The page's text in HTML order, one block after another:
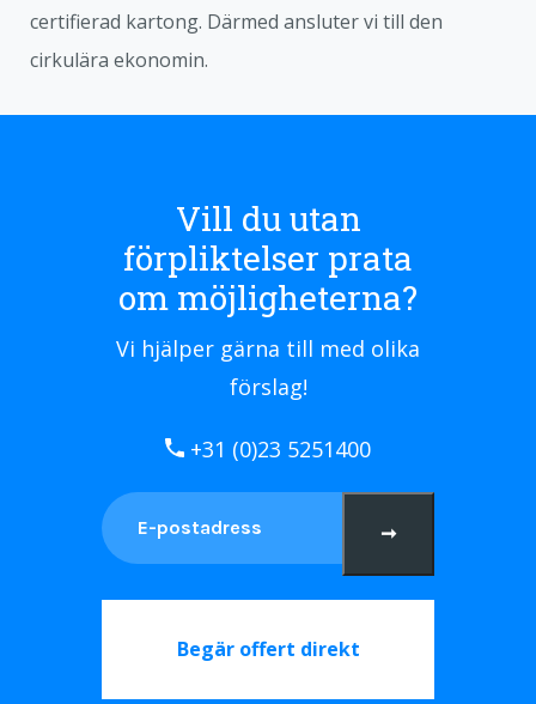
certifierad kartong. Därmed ansluter vi till den
cirkulära ekonomin.
Vill du utan
förpliktelser prata
om möjligheterna?
Vi hjälper gärna till med olika
förslag!
+31 (0)23 5251400
➞
Begär offert direkt